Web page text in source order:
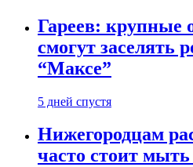
Гареев: крупные
смогут заселять
“Максе”
5 дней спустя
Нижегородцам
часто стоит мыть